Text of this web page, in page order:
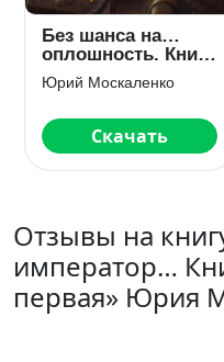
Без шанса на…
оплошность. Книга
третья
Юрий Москаленко
Скачать
Отзывы на
император…
первая» Юрия